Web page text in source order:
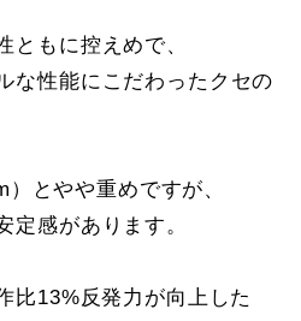
ともに控えめで、
な性能にこだわったクセの
）とやや重めですが、
感があります。
比13%反発力が向上した